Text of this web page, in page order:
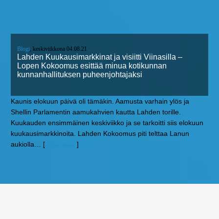
Blogi, keskiviikkona 04.08.21
Lahden Kuukausimarkkinat ja visiitti Viinasilla –
Lopen Kokoomus esittää minua kotikunnan
kunnanhallituksen puheenjohtajaksi
Kaunis elokuun päivä oli tämäkin. Aamusta varhain ylös ja
Shellin Parlamentin aamukahvien kautta Lahden torille.
Kuukauden ensimmäinen keskiviikko ja se tarkoitti siis elokuun
kuukausimarkkinoita. Lahden Kokoomus piti telttaa Lanun
aukiolla … [ ]